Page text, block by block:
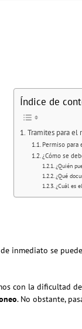
Índice de
Tramites para el
Permiso para
¿Cómo se
¿Quién
¿Qué
¿Cuál es
inmediato se
con la dificultad
. No obstante,